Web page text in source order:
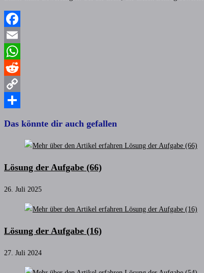
Facebook
Email
WhatsApp
Reddit
Copy
Das könnte dir auch gefallen
Lösung der Aufgabe (66)
26. Juli 2025
Lösung der Aufgabe (16)
27. Juli 2024